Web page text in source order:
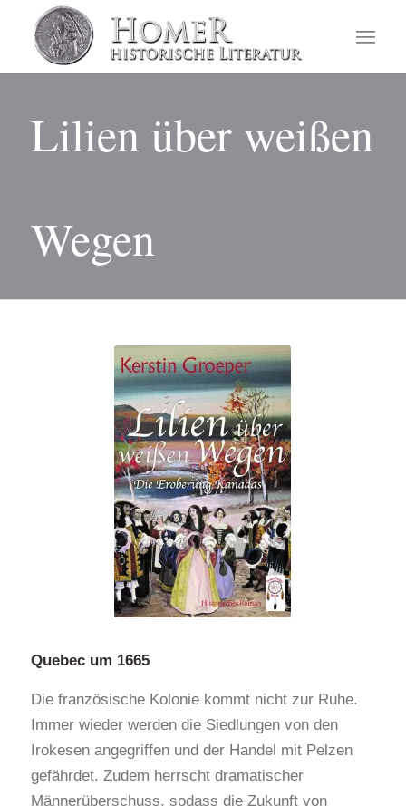
Lilien über weißen
Wegen
Quebec um 1665
Die französische Kolonie kommt nicht zur Ruhe.
Immer wieder werden die Siedlungen von den
Irokesen angegriffen und der Handel mit Pelzen
gefährdet. Zudem herrscht dramatischer
Männerüberschuss, sodass die Zukunft von